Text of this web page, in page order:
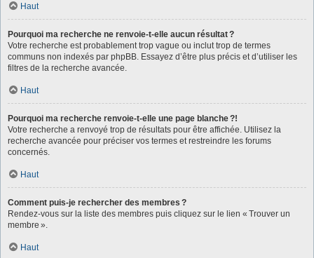
Haut
Pourquoi ma recherche ne renvoie-t-elle aucun résultat ?
Votre recherche est probablement trop vague ou inclut trop de termes
communs non indexés par phpBB. Essayez d’être plus précis et d’utiliser les
filtres de la recherche avancée.
Haut
Pourquoi ma recherche renvoie-t-elle une page blanche ?!
Votre recherche a renvoyé trop de résultats pour être affichée. Utilisez la
recherche avancée pour préciser vos termes et restreindre les forums
concernés.
Haut
Comment puis-je rechercher des membres ?
Rendez-vous sur la liste des membres puis cliquez sur le lien « Trouver un
membre ».
Haut